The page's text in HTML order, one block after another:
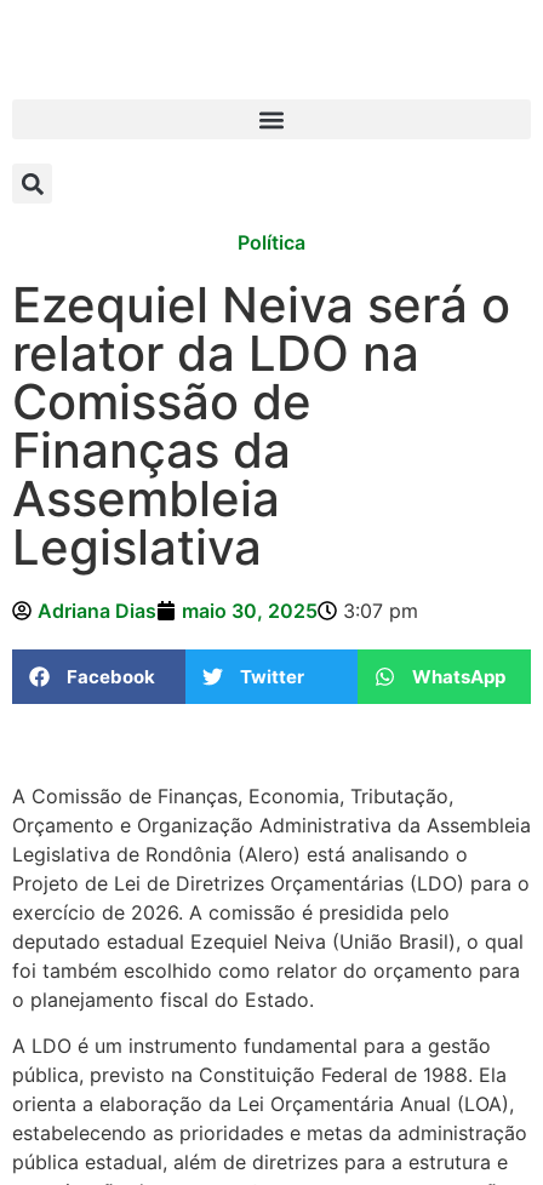
Política
Ezequiel Neiva será o
relator da LDO na
Comissão de
Finanças da
Assembleia
Legislativa
Adriana Dias maio 30, 2025 3:07 pm
Facebook Twitter WhatsApp
A Comissão de Finanças, Economia, Tributação,
Orçamento e Organização Administrativa da Assembleia
Legislativa de Rondônia (Alero) está analisando o
Projeto de Lei de Diretrizes Orçamentárias (LDO) para o
exercício de 2026. A comissão é presidida pelo
deputado estadual Ezequiel Neiva (União Brasil), o qual
foi também escolhido como relator do orçamento para
o planejamento fiscal do Estado.
A LDO é um instrumento fundamental para a gestão
pública, previsto na Constituição Federal de 1988. Ela
orienta a elaboração da Lei Orçamentária Anual (LOA),
estabelecendo as prioridades e metas da administração
pública estadual, além de diretrizes para a estrutura e